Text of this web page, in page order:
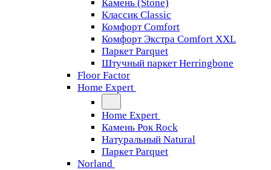
Камень (Stone)
Классик Classic
Комфорт Comfort
Комфорт Экстра Comfort XXL
Паркет Parquet
Штучный паркет Herringbone
Floor Factor
Home Expert
Home Expert
Камень Рок Rock
Натуральный Natural
Паркет Parquet
Norland